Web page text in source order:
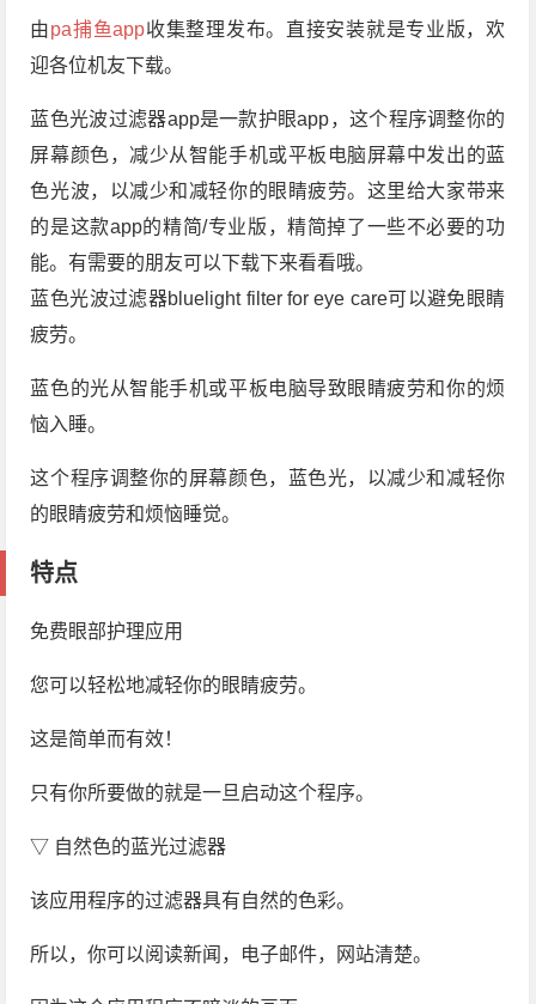
由pa捕鱼app收集整理发布。直接安装就是专业版，欢
迎各位机友下载。
蓝色光波过滤器app是一款护眼app，这个程序调整你的
屏幕颜色，减少从智能手机或平板电脑屏幕中发出的蓝
色光波，以减少和减轻你的眼睛疲劳。这里给大家带来
的是这款app的精简/专业版，精简掉了一些不必要的功
能。有需要的朋友可以下载下来看看哦。
蓝色光波过滤器bluelight filter for eye care可以避免眼睛
疲劳。
蓝色的光从智能手机或平板电脑导致眼睛疲劳和你的烦
恼入睡。
这个程序调整你的屏幕颜色，蓝色光，以减少和减轻你
的眼睛疲劳和烦恼睡觉。
特点
免费眼部护理应用
您可以轻松地减轻你的眼睛疲劳。
这是简单而有效！
只有你所要做的就是一旦启动这个程序。
▽ 自然色的蓝光过滤器
该应用程序的过滤器具有自然的色彩。
所以，你可以阅读新闻，电子邮件，网站清楚。